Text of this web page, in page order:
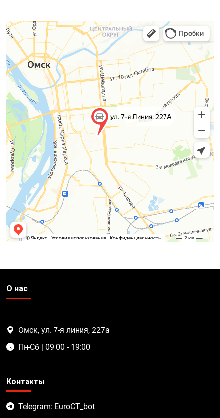
О нас
Омск, ул. 7-я линия, 227а
Пн-Сб | 09:00 - 19:00
Контакты
Telegram: EuroCT_bot